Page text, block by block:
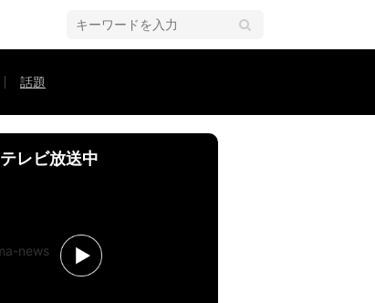
話題
テレビ放送中